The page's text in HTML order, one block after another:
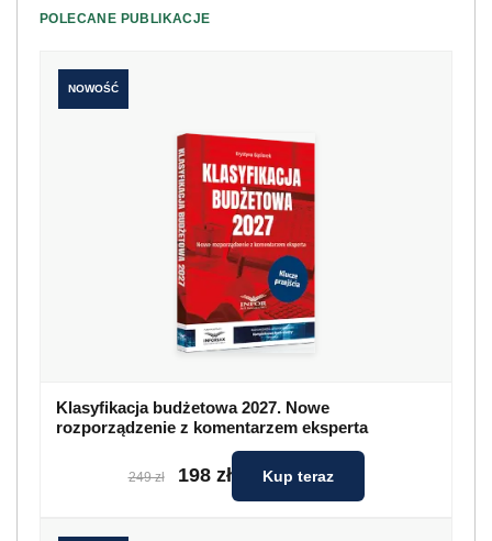
POLECANE PUBLIKACJE
NOWOŚĆ
Klasyfikacja budżetowa 2027. Nowe
rozporządzenie z komentarzem eksperta
249 zł 198 zł Kup teraz